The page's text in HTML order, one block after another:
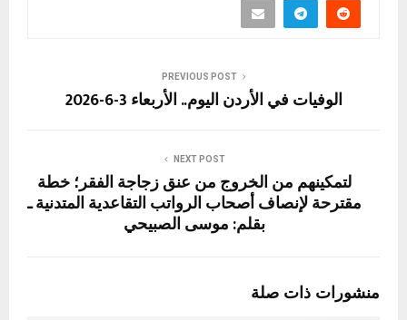
PREVIOUS POST
الوفيات في الأردن اليوم.. الأربعاء 3-6-2026
NEXT POST
لتمكينهم من الخروج من عنق زجاجة الفقر؛ خطة
مقترحة لإنصاف أصحاب الرواتب التقاعدية المتدنية ـ
بقلم: موسى الصبيحي
منشورات ذات صلة